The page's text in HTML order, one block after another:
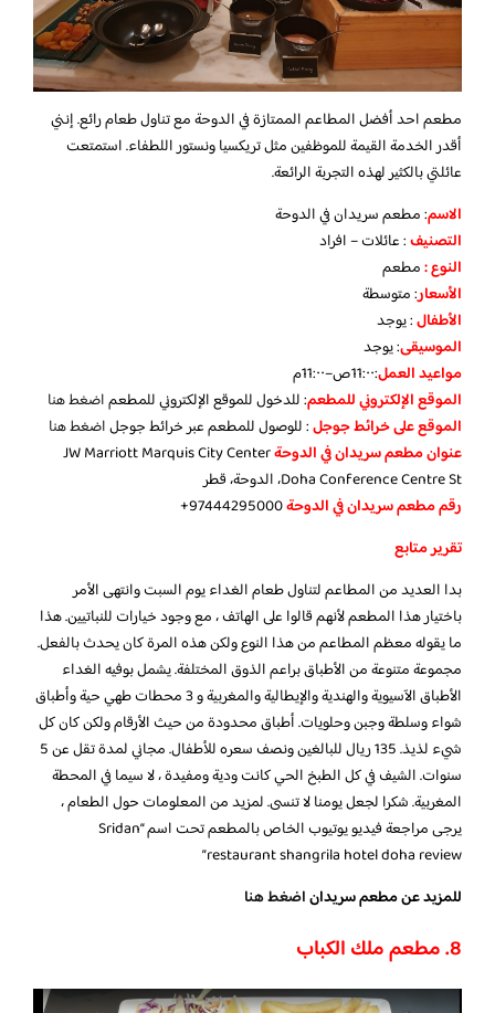
مطعم احد أفضل المطاعم الممتازة في الدوحة مع تناول طعام رائع. إنني
أقدر الخدمة القيمة للموظفين مثل تريكسيا ونستور اللطفاء. استمتعت
عائلتي بالكثير لهذه التجربة الرائعة.
الاسم: مطعم سريدان في الدوحة
التصنيف: عائلات – افراد
النوع :مطعم
الأسعار:متوسطة
الأطفال:يوجد
الموسيقى:يوجد
مواعيد العمل:11:٠٠ص–11:٠٠م
الموقع الإلكتروني للمطعم: للدخول للموقع الإلكتروني للمطعماضغط هنا
الموقع على خرائط جوجل: للوصول للمطعم عبر خرائط جوجلاضغط هنا
عنوان مطعم سريدان في الدوحةJW Marriott Marquis City Center
Doha Conference Centre St، الدوحة، قطر
رقم مطعم سريدان في الدوحة97444295000+
تقرير متابع
بدا العديد من المطاعم لتناول طعام الغداء يوم السبت وانتهى الأمر
باختيار هذا المطعم لأنهم قالوا على الهاتف ، مع وجود خيارات للنباتيين. هذا
ما يقوله معظم المطاعم من هذا النوع ولكن هذه المرة كان يحدث بالفعل.
مجموعة متنوعة من الأطباق براعم الذوق المختلفة. يشمل بوفيه الغداء
الأطباق الآسيوية والهندية والإيطالية والمغربية و 3 محطات طهي حية وأطباق
شواء وسلطة وجبن وحلويات. أطباق محدودة من حيث الأرقام ولكن كان كل
شيء لذيذ. 135 ريال للبالغين ونصف سعره للأطفال. مجاني لمدة تقل عن 5
سنوات. الشيف في كل الطبخ الحي كانت ودية ومفيدة ، لا سيما في المحطة
المغربية. شكرا لجعل يومنا لا تنسى. لمزيد من المعلومات حول الطعام ،
يرجى مراجعة فيديو يوتيوب الخاص بالمطعم تحت اسم “Sridan
restaurant shangrila hotel doha review”
للمزيد عن مطعم سريداناضغط هنا
8. مطعم ملك الكباب